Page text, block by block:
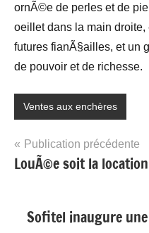
ornÃ©e de perles et de
oeillet dans la main
futures fianÃ§ailles, et un
de pouvoir et de richesse.
Ventes aux enchères
Navigation
de
Publication précédente
LouÃ©e soit la
Sofitel inaugure une